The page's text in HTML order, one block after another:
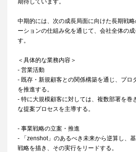
期待しています。
中期的には、次の成長局面に向けた長期戦
ーションの仕組み化を通じて、会社全体の
す。
＜具体的な業務内容＞
- 営業活動
- 既存・新規顧客との関係構築を通じ、プロ
を推進する。
- 特に大規模顧客に対しては、複数部署を巻
な提案プロセスを主導する。
- 事業戦略の立案・推進
- 「zenshot」のあるべき未来から逆算し、
戦略を描き、その実行をリードする。